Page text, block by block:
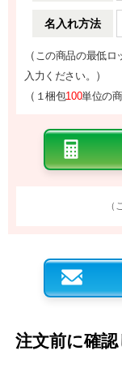
名入れ方法
（ この商品の最低ロ
入力ください。
）
（ １梱包100単位の
（
注文前に確